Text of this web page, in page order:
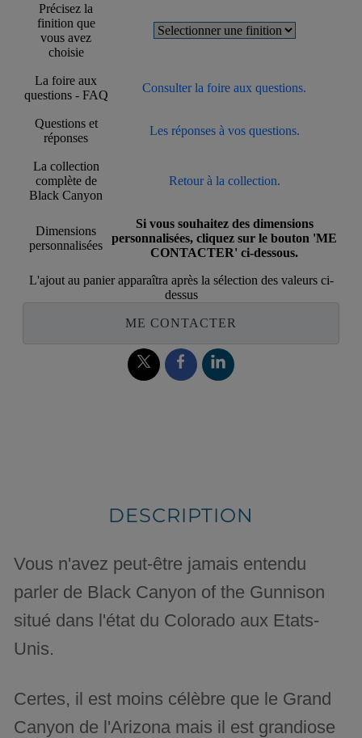
Précisez la
finition que
vous avez
choisie
La foire aux
questions - FAQ
Consulter la foire aux questions.
Questions et
réponses
Les réponses à vos questions.
La collection
complète de
Black Canyon
Retour à la collection.
Dimensions
personnalisées
Si vous souhaitez des dimensions
personnalisées, cliquez sur le bouton 'ME
CONTACTER' ci-dessous.
L'ajout au panier apparaîtra après la sélection des valeurs ci-
dessus
ME CONTACTER
DESCRIPTION
Vous n'avez peut-être jamais entendu
parler de Black Canyon of the Gunnison
situé dans l'état du Colorado aux Etats-
Unis.
Certes, il est moins célèbre que le Grand
Canyon de l'Arizona mais il est grandiose